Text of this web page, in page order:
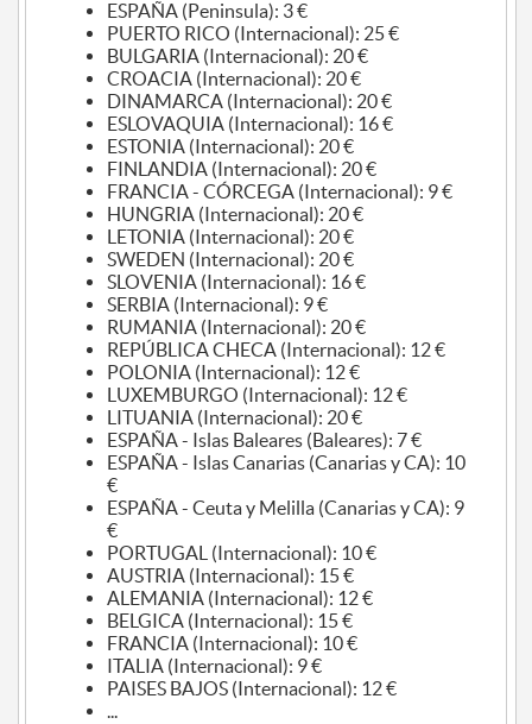
ESPAÑA (Peninsula): 3 €
PUERTO RICO (Internacional): 25 €
BULGARIA (Internacional): 20 €
CROACIA (Internacional): 20 €
DINAMARCA (Internacional): 20 €
ESLOVAQUIA (Internacional): 16 €
ESTONIA (Internacional): 20 €
FINLANDIA (Internacional): 20 €
FRANCIA - CÓRCEGA (Internacional): 9 €
HUNGRIA (Internacional): 20 €
LETONIA (Internacional): 20 €
SWEDEN (Internacional): 20 €
SLOVENIA (Internacional): 16 €
SERBIA (Internacional): 9 €
RUMANIA (Internacional): 20 €
REPÚBLICA CHECA (Internacional): 12 €
POLONIA (Internacional): 12 €
LUXEMBURGO (Internacional): 12 €
LITUANIA (Internacional): 20 €
ESPAÑA - Islas Baleares (Baleares): 7 €
ESPAÑA - Islas Canarias (Canarias y CA): 10
€
ESPAÑA - Ceuta y Melilla (Canarias y CA): 9
€
PORTUGAL (Internacional): 10 €
AUSTRIA (Internacional): 15 €
ALEMANIA (Internacional): 12 €
BELGICA (Internacional): 15 €
FRANCIA (Internacional): 10 €
ITALIA (Internacional): 9 €
PAISES BAJOS (Internacional): 12 €
...